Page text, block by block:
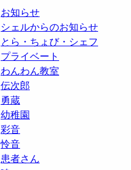
お知らせ
シェルからのお知らせ
とら・ちょび・シェフ
プライベート
わんわん教室
伝次郎
勇蔵
幼稚園
彩音
怜音
患者さん